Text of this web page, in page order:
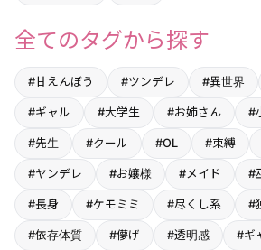
全てのタグから探す
#甘えんぼう #ツンデレ #異世界
#ギャル #大学生 #お姉さん #
#先生 #クール #OL #束縛
#ヤンデレ #お嬢様 #メイド #
#長身 #ケモミミ #尽くし系 #
#依存体質 #儚げ #透明感 #ギ